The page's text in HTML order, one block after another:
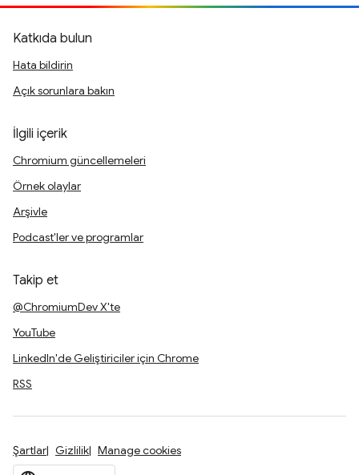
Katkıda bulun
Hata bildirin
Açık sorunlara bakın
İlgili içerik
Chromium güncellemeleri
Örnek olaylar
Arşivle
Podcast'ler ve programlar
Takip et
@ChromiumDev X'te
YouTube
LinkedIn'de Geliştiriciler için Chrome
RSS
Şartlar Gizlilik Manage cookies